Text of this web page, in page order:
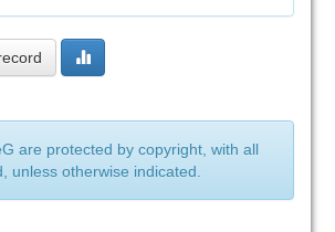
are protected by copyright, with all
unless otherwise indicated.